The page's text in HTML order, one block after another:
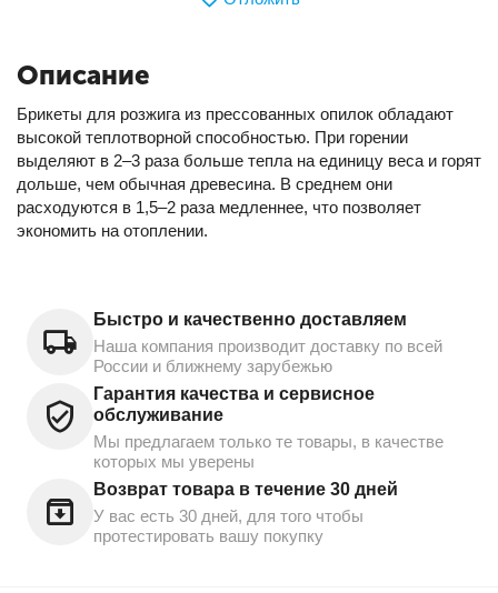
Описание
Брикеты для розжига из прессованных опилок обладают
высокой теплотворной способностью. При горении
выделяют в 2–3 раза больше тепла на единицу веса и горят
дольше, чем обычная древесина. В среднем они
расходуются в 1,5–2 раза медленнее, что позволяет
экономить на отоплении.
Быстро и качественно доставляем
Наша компания производит доставку по всей
России и ближнему зарубежью
Гарантия качества и сервисное
обслуживание
Мы предлагаем только те товары, в качестве
которых мы уверены
Возврат товара в течение 30 дней
У вас есть 30 дней, для того чтобы
протестировать вашу покупку